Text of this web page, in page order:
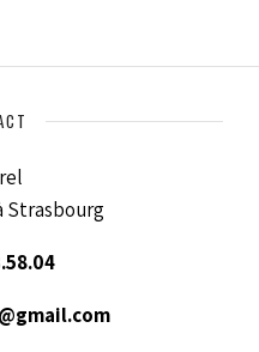
Strasbourg